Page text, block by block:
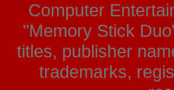
Computer
"Memory Stick
titles, publisher
trademarks,